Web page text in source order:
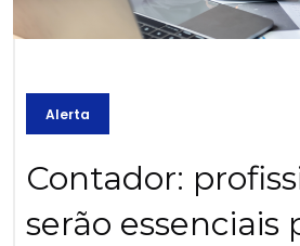
Alerta
Contador:
serão essenciais